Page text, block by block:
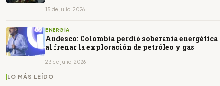
15 de julio, 2026
ENERGÍA
Andesco: Colombia perdió soberanía energética
al frenar la exploración de petróleo y gas
23 de julio, 2026
LO MÁS LEÍDO